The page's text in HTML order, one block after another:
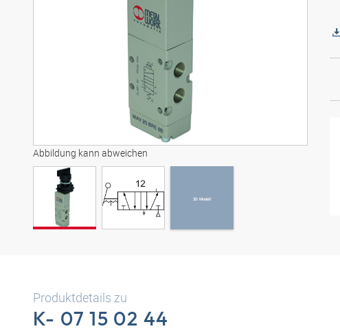
Abbildung kann abweichen
3D Modell
Produktdetails zu
K- 07 15 02 44